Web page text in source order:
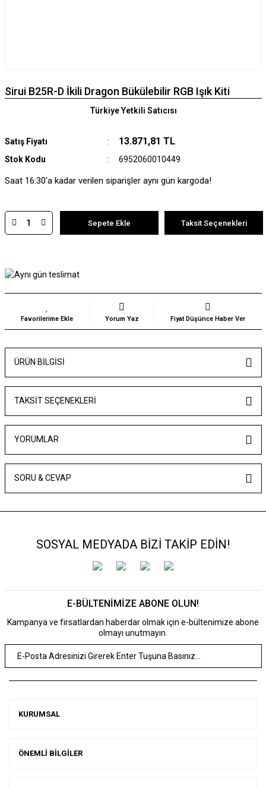
Sirui B25R-D İkili Dragon Bükülebilir RGB Işık Kiti
Satış Fiyatı 13.871,81 TL
Stok Kodu 6952060010449
Türkiye Yetkili Satıcısı
Saat 16:30'a kadar verilen siparişler aynı gün kargoda!
Sepete Ekle Taksit Seçenekleri
Yorum Yaz Fiyat Düşünce Haber Ver
ÜRÜN BILGISI
TAKSIT SEÇENEKLERI
YORUMLAR
SORU & CEVAP
SOSYAL MEDYADA BİZİ TAKİP EDİN!
E-BÜLTENİMİZE ABONE OLUN!
Kampanya ve fırsatlardan haberdar olmak için e-bültenimize abone
olmayı unutmayın.
KURUMSAL
ÖNEMLİ BİLGİLER